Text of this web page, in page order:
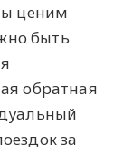
ценим
быть
обратная
за